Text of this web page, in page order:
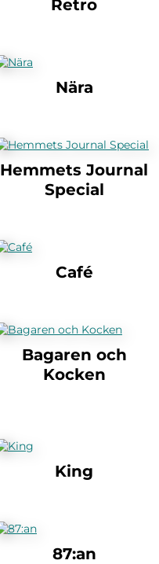
Retro
Nära
Hemmets Journal
Special
Café
Bagaren och
Kocken
King
87:an